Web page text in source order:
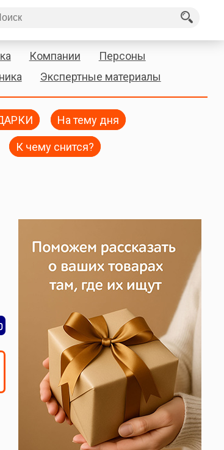
Компании
Персоны
Экспертные материалы
На тему дня
К чему снится?